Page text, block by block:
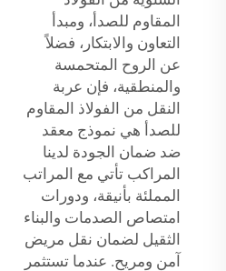
المقاوم للصدأ، ومبدأ
التعاون والابتكار، فضلاً
عن الروح المتحمسة
والمنطقية، فإن عربة
النقل من الفولاذ المقاوم
للصدأ هي نموذج معقد
ضد ضمان الجودة لدينا
المراكب تأتي مع المراتب
المملئة بأنيقة، ودورات
امتصاص الصدمات والبناء
الثقيل لضمان نقل مريض
آمن ومريح. عندما تستثمر